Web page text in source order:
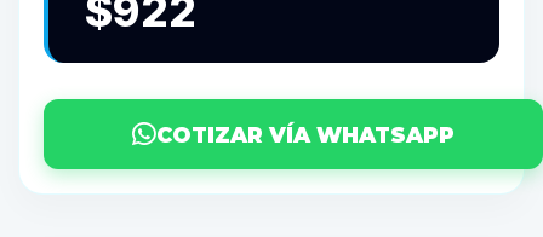
$922
COTIZAR VÍA WHATSAPP